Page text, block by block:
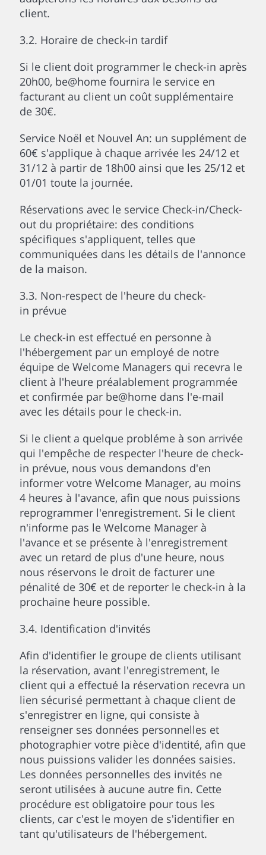
client.
3.2. Horaire de check-in tardif
Si le client doit programmer le check-in après
20h00, be@home fournira le service en
facturant au client un coût supplémentaire
de 30€.
Service Noël et Nouvel An: un supplément de
60€ s'applique à chaque arrivée les 24/12 et
31/12 à partir de 18h00 ainsi que les 25/12 et
01/01 toute la journée.
Réservations avec le service Check-in/Check-
out du propriétaire: des conditions
spécifiques s'appliquent, telles que
communiquées dans les détails de l'annonce
de la maison.
3.3. Non-respect de l'heure du check-
in prévue
Le check-in est effectué en personne à
l'hébergement par un employé de notre
équipe de Welcome Managers qui recevra le
client à l'heure préalablement programmée
et confirmée par be@home dans l'e-mail
avec les détails pour le check-in.
Si le client a quelque probléme à son arrivée
qui l'empêche de respecter l'heure de check-
in prévue, nous vous demandons d'en
informer votre Welcome Manager, au moins
4 heures à l'avance, afin que nous puissions
reprogrammer l'enregistrement. Si le client
n'informe pas le Welcome Manager à
l'avance et se présente à l'enregistrement
avec un retard de plus d'une heure, nous
nous réservons le droit de facturer une
pénalité de 30€ et de reporter le check-in à la
prochaine heure possible.
3.4. Identification d'invités
Afin d'identifier le groupe de clients utilisant
la réservation, avant l'enregistrement, le
client qui a effectué la réservation recevra un
lien sécurisé permettant à chaque client de
s'enregistrer en ligne, qui consiste à
renseigner ses données personnelles et
photographier votre pièce d'identité, afin que
nous puissions valider les données saisies.
Les données personnelles des invités ne
seront utilisées à aucune autre fin. Cette
procédure est obligatoire pour tous les
clients, car c'est le moyen de s'identifier en
tant qu'utilisateurs de l'hébergement.